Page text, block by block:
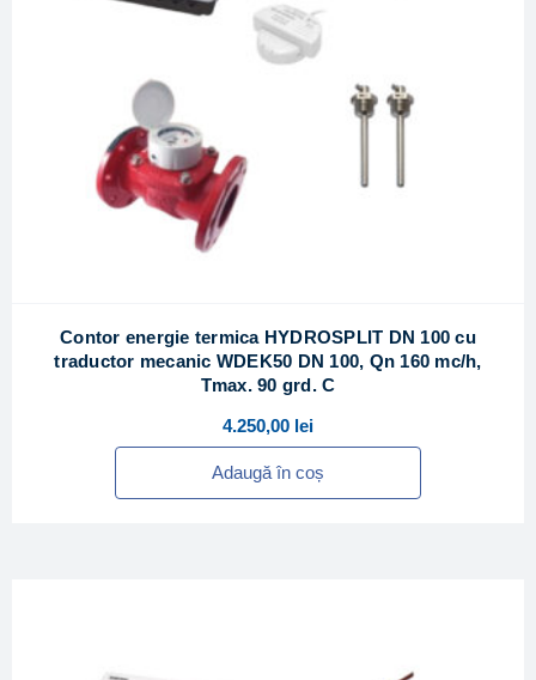
Contor energie termica HYDROSPLIT DN 100 cu
traductor mecanic WDEK50 DN 100, Qn 160 mc/h,
Tmax. 90 grd. C
4.250,00 lei
Adaugă în coș